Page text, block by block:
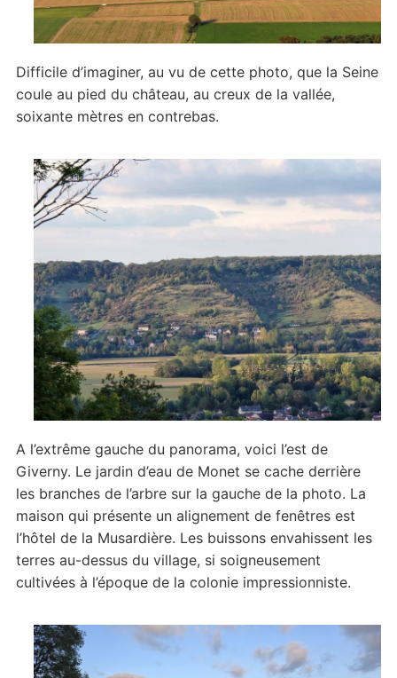
Difficile d’imaginer, au vu de cette photo, que la Seine
coule au pied du château, au creux de la vallée,
soixante mètres en contrebas.
A l’extrême gauche du panorama, voici l’est de
Giverny. Le jardin d’eau de Monet se cache derrière
les branches de l’arbre sur la gauche de la photo. La
maison qui présente un alignement de fenêtres est
l’hôtel de la Musardière. Les buissons envahissent les
terres au-dessus du village, si soigneusement
cultivées à l’époque de la colonie impressionniste.